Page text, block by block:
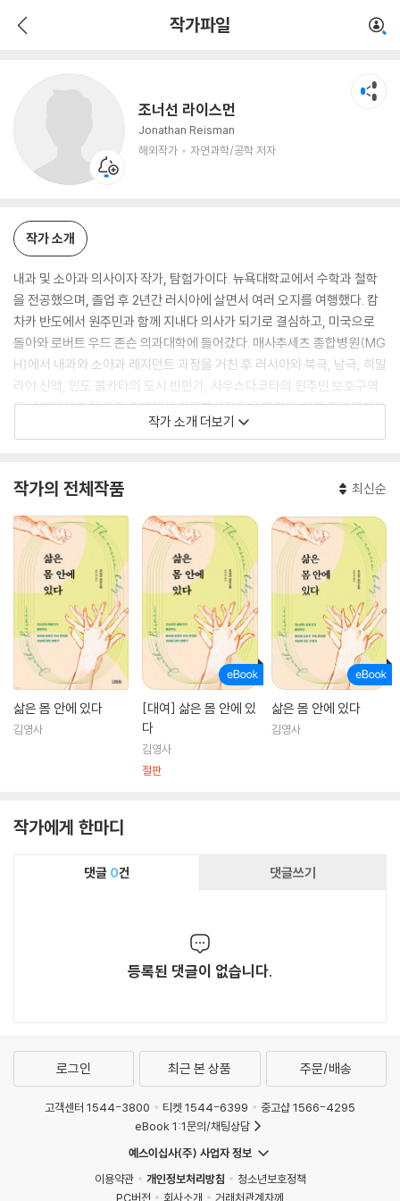
작가파일
조너선 라이스먼
Jonathan Reisman
해외작가
자연과학/공학 저자
자연과학/공학 저자
작가 소개
내과 및 소아과 의사이자 작가, 탐험가이다. 뉴욕대학교에서 수학과 철학
을 전공했으며, 졸업 후 2년간 러시아에 살면서 여러 오지를 여행했다. 캄
차카 반도에서 원주민과 함께 지내다 의사가 되기로 결심하고, 미국으로
돌아와 로버트 우드 존슨 의과대학에 들어갔다. 매사추세츠 종합병원(MG
H)에서 내과와 소아과 레지던트 과정을 거친 후 러시아와 북극, 남극, 히말
라야 산맥, 인도 콜카타의 도시 빈민가, 사우스다코타의 원주민 보호구역
등 세계에서 가장 외진 지역에서 의료봉사활동을 펼쳤다. 현재 필라델피아
에서 가족과 함께 살면서 인도의 의료 및 교육을 향상시키기 위한 비영리
이 책은 독자들에게 새로운 세계를 발견하는 모험가가 되어 상상하지 못했
던 방식과 관점으로 우리 몸과 세계의 아름다움과 그 작동 방식을 탐험하
는 기회를 선사한다. 저자는 세계를 여행하며 만난 사람들의 삶의 방식과
자연, 문화가 우리의 몸속 세계와 놀랍도록 닮아 있음을 깨닫는다. 의사의
관점에서 신체 부위와 기관에 관해 알려주는 동시에 여행자의 관점에서 낯
선 광경과 독특한 문화와 관습을 겪은 경험을 함께 전해준다.
작가 소개 더보기
작가의 전체작품 최신순
삶은 몸 안에 있다
김영사
[대여] 삶은 몸 안에 있
다
김영사
절판
삶은 몸 안에 있다
김영사
작가에게 한마디
댓글 0건 댓글쓰기
등록된 댓글이 없습니다.
로그인 최근 본 상품 주문/배송
고객센터 1544-3800 티켓 1544-6399
중고샵 1566-4295
eBook 1:1문의/채팅상담
예스이십사(주) 사업자 정보
이용약관
개인정보처리방침
청소년보호정책
PC버전
회사소개 거래처관계자께